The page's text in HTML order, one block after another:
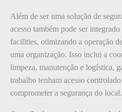
Além de ser uma solução de
acesso também pode ser
facilities, otimizando a operação
uma organização. Isso inclui a
limpeza, manutenção e logística,
trabalho tenham acesso controlado
comprometer a segurança do local.